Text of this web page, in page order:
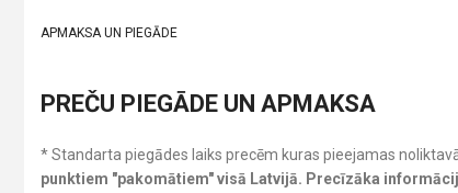
APMAKSA UN PIEGĀDE
PREČU PIEGĀDE UN APMAKSA
* Standarta piegādes laiks precēm kuras pieejamas
punktiem "pakomātiem" visā Latvijā. Precīzāka